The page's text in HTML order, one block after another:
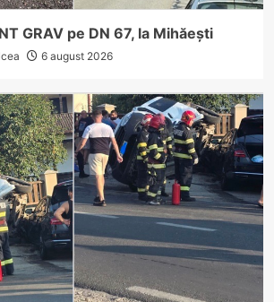
GRAV pe DN 67, la Mihăești
6 august 2026